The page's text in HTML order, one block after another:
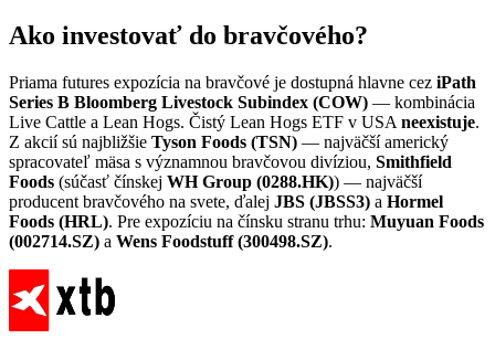
Ako investovať do bravčového?
Priama futures expozícia na bravčové je dostupná hlavne cez iPath
Series B Bloomberg Livestock Subindex (COW) — kombinácia
Live Cattle a Lean Hogs. Čistý Lean Hogs ETF v USA neexistuje.
Z akcií sú najbližšie Tyson Foods (TSN) — najväčší americký
spracovateľ mäsa s významnou bravčovou divíziou, Smithfield
Foods (súčasť čínskej WH Group (0288.HK)) — najväčší
producent bravčového na svete, ďalej JBS (JBSS3) a Hormel
Foods (HRL). Pre expozíciu na čínsku stranu trhu: Muyuan Foods
(002714.SZ) a Wens Foodstuff (300498.SZ).